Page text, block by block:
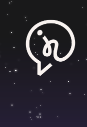
K T N
BU I